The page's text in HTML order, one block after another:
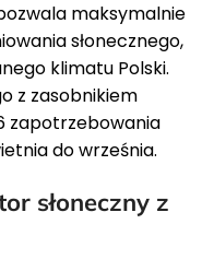
maksymalnie
słonecznego,
klimatu Polski.
z zasobnikiem
zapotrzebowania
do września.
słoneczny z